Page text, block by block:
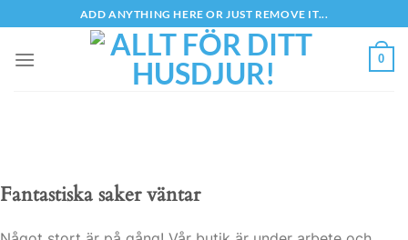
to
content
ADD ANYTHING HERE OR JUST REMOVE IT...
0
Fantastiska saker väntar